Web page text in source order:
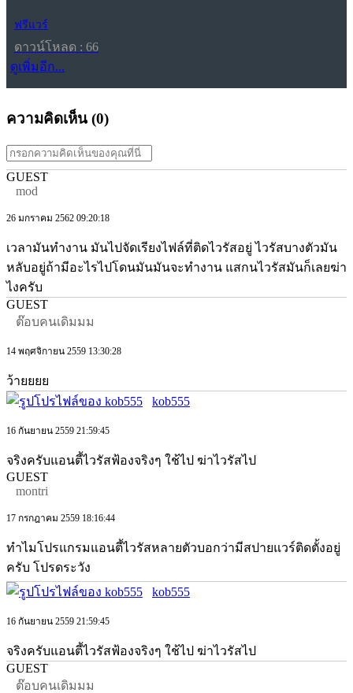
ฟรีแวร์
ดาวน์โหลด : 66
ดูเพิ่มอีก...
ความคิดเห็น (0)
GUEST
mod
26 มกราคม 2562 09:20:18
เวลามันทำงาน มันไปจัดเรียงไฟล์ที่ติดไวรัสอยู่ ไวรัสบางตัวมัน
หลับอยู่ถ้ามีอะไรไปโดนมันมันจะทำงาน แสกนไวรัสมันก็เลยฆ่า
ไงครับ
GUEST
ต๊อบคนเดิมมม
14 พฤศจิกายน 2559 13:30:28
ว้ายยยย
kob555
16 กันยายน 2559 21:59:45
จริงครับแอนตี้ไวรัสฟ้องจริงๆ ใช้ไป ฆ่าไวรัสไป
GUEST
montri
17 กรกฎาคม 2559 18:16:44
ทำไมโปรแกรมแอนตี้ไวรัสหลายตัวบอกว่ามีสปายแวร์ติดตั้งอยู่
ครับ โปรดระวัง
kob555
16 กันยายน 2559 21:59:45
จริงครับแอนตี้ไวรัสฟ้องจริงๆ ใช้ไป ฆ่าไวรัสไป
GUEST
ต๊อบคนเดิมมม